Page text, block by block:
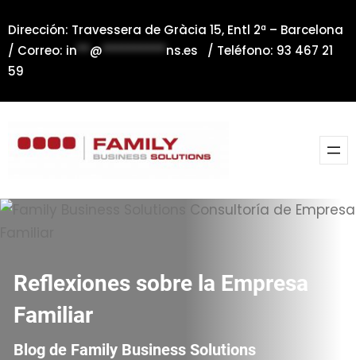
al
contenido
Dirección: Travessera de Gràcia 15, Entl 2ª – Barcelona
/ Correo: in**@**********ns.es / Teléfono: 93 467 21
59
Reflexiones sobre la Empresa
Familiar
Blog de Family Business Solutions